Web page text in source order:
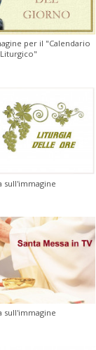
per il "Calendario
Liturgico"
sull'immagine
sull'immagine